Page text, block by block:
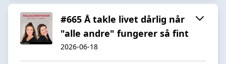
#665 Å takle livet dårlig når
"alle andre" fungerer så fint
2026-06-18